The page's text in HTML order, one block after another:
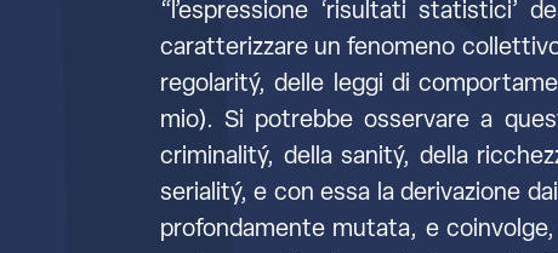
“l’espressione ‘risultati statistici’
caratterizzare un fenomeno
regolaritý, delle leggi di
mio). Si potrebbe osservare a
criminalitý, della sanitý, della
serialitý, e con essa la derivazione
profondamente mutata, e